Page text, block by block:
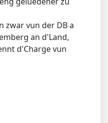
zwar vun der DB a
an d'Land,
d'Charge vun